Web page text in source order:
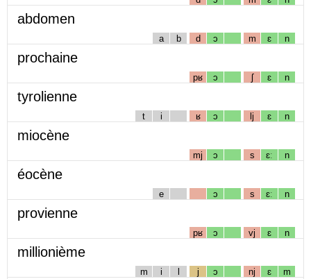
abdomen
a b d ɔ m ɛ n
prochaine
pʁ ɔ ʃ ɛ n
tyrolienne
t i ʁ ɔ lj ɛ n
miocène
mj ɔ s ɛː n
éocène
e ɔ s ɛː n
provienne
pʁ ɔ vj ɛ n
millionième
m i l j ɔ nj ɛ m